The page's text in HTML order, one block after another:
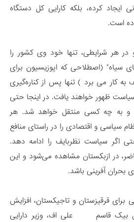
ایجاد کرده، بلکه کارایی کل دستگاه
است.
در هر شرایطی، تنها خود وی کشور را
سیاه" (اصطلاحی که اپوزیسیون برای
به کار می برد ) تنها پس از کناره‌گیری
ظهور خواهند یافت. در اینجا حتی
به چه کسی منتقل خواهد شد. هر
سیاسی و اقتصادی را در راستای منافع
اگر سیاست نظربایف را ادامه دهد.
در ازبکستان مشاهده می‌شود و این
بحران آفرینی باشد.
قرقیزستان و تاجیکستان، افزایش
بیک قاسم‌ علی‌ اف، وزیر دارایی